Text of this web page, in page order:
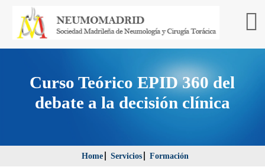
Curso Teórico EPID 360 del
debate a la decisión clínica
Home Servicios Formación